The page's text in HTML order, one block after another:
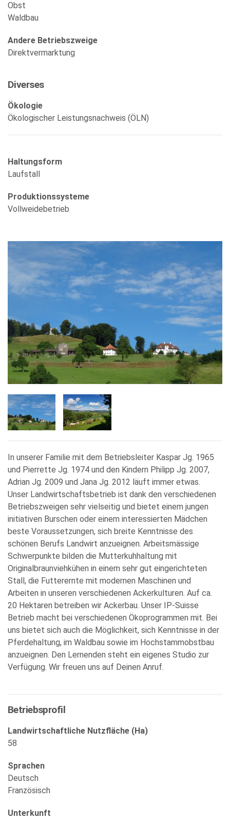
Obst
Waldbau
Andere Betriebszweige
Direktvermarktung
Diverses
Ökologie
Ökologischer Leistungsnachweis (ÖLN)
Haltungsform
Laufstall
Produktionssysteme
Vollweidebetrieb
In unserer Familie mit dem Betriebsleiter Kaspar Jg. 1965
und Pierrette Jg. 1974 und den Kindern Philipp Jg. 2007,
Adrian Jg. 2009 und Jana Jg. 2012 läuft immer etwas.
Unser Landwirtschaftsbetrieb ist dank den verschiedenen
Betriebszweigen sehr vielseitig und bietet einem jungen
initiativen Burschen oder einem interessierten Mädchen
beste Voraussetzungen, sich breite Kenntnisse des
schönen Berufs Landwirt anzueignen. Arbeitsmässige
Schwerpunkte bilden die Mutterkuhhaltung mit
Originalbraunviehkühen in einem sehr gut eingerichteten
Stall, die Futterernte mit modernen Maschinen und
Arbeiten in unseren verschiedenen Ackerkulturen. Auf ca.
20 Hektaren betreiben wir Ackerbau. Unser IP-Suisse
Betrieb macht bei verschiedenen Ökoprogrammen mit. Bei
uns bietet sich auch die Möglichkeit, sich Kenntnisse in der
Pferdehaltung, im Waldbau sowie im Hochstammobstbau
anzueignen. Den Lernenden steht ein eigenes Studio zur
Verfügung. Wir freuen uns auf Deinen Anruf.
Betriebsprofil
Landwirtschaftliche Nutzfläche (Ha)
58
Sprachen
Deutsch
Französisch
Unterkunft